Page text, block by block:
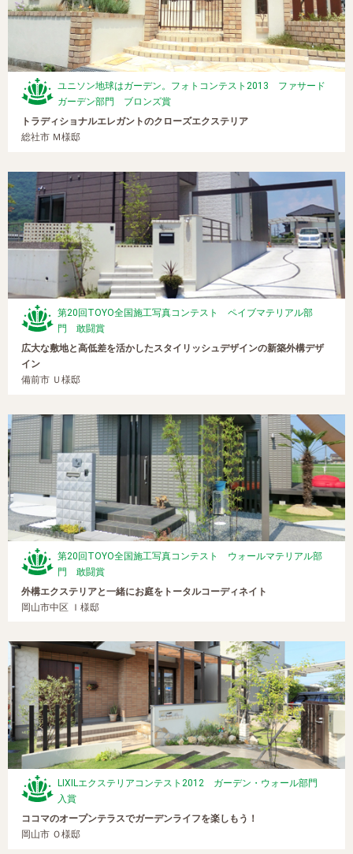
ユニソン地球はガーデン。フォトコンテスト2013 ファサード
ガーデン部門 ブロンズ賞
トラディショナルエレガントのクローズエクステリア
総社市 Ｍ様邸
第20回TOYO全国施工写真コンテスト ペイブマテリアル部
門 敢闘賞
広大な敷地と高低差を活かしたスタイリッシュデザインの新築外構デザ
イン
備前市 Ｕ様邸
第20回TOYO全国施工写真コンテスト ウォールマテリアル部
門 敢闘賞
外構エクステリアと一緒にお庭をトータルコーディネイト
岡山市中区 Ｉ様邸
LIXILエクステリアコンテスト2012 ガーデン・ウォール部門
入賞
ココマのオープンテラスでガーデンライフを楽しもう！
岡山市 Ｏ様邸